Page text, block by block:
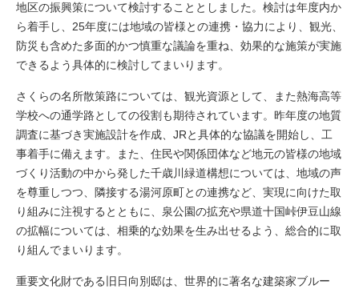
地区の振興策について検討することとしました。検討は年度内か
ら着手し、25年度には地域の皆様との連携・協力により、観光、
防災も含めた多面的かつ慎重な議論を重ね、効果的な施策が実施
できるよう具体的に検討してまいります。
さくらの名所散策路については、観光資源として、また熱海高等
学校への通学路としての役割も期待されています。昨年度の地質
調査に基づき実施設計を作成、JRと具体的な協議を開始し、工
事着手に備えます。また、住民や関係団体など地元の皆様の地域
づくり活動の中から発した千歳川緑道構想については、地域の声
を尊重しつつ、隣接する湯河原町との連携など、実現に向けた取
り組みに注視するとともに、泉公園の拡充や県道十国峠伊豆山線
の拡幅については、相乗的な効果を生み出せるよう、総合的に取
り組んでまいります。
重要文化財である旧日向別邸は、世界的に著名な建築家ブルー